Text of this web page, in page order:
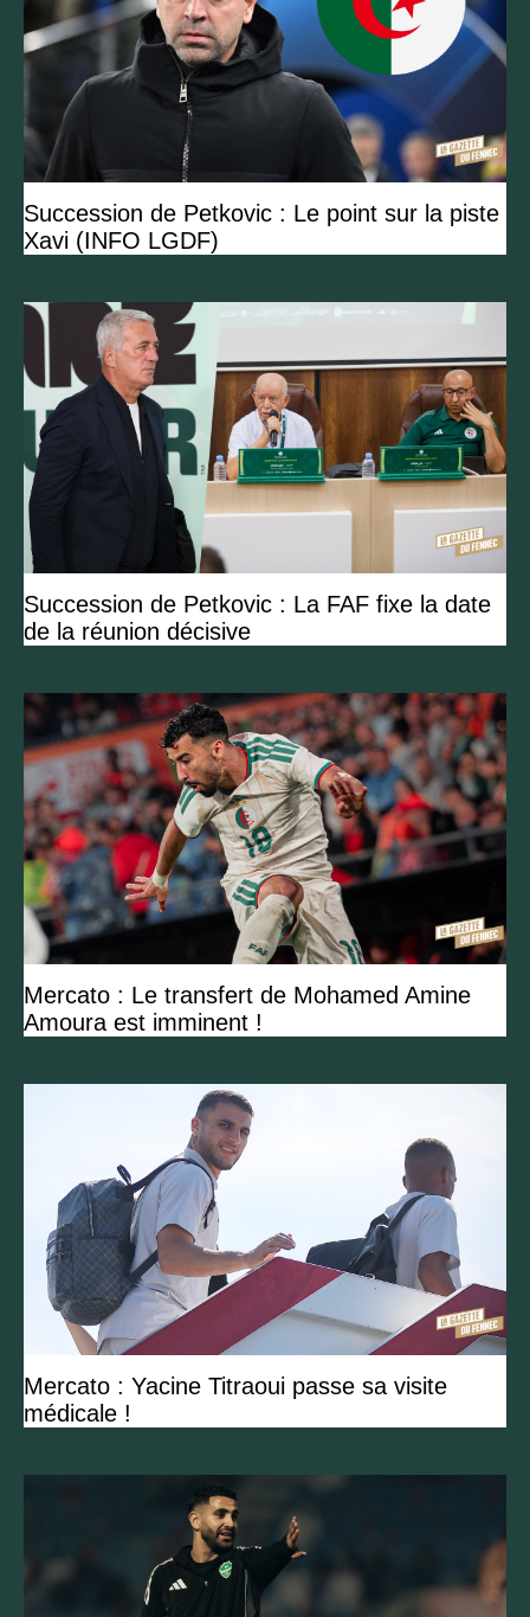
Succession de Petkovic : Le point sur la piste
Xavi (INFO LGDF)
Succession de Petkovic : La FAF fixe la date
de la réunion décisive
Mercato : Le transfert de Mohamed Amine
Amoura est imminent !
Mercato : Yacine Titraoui passe sa visite
médicale !